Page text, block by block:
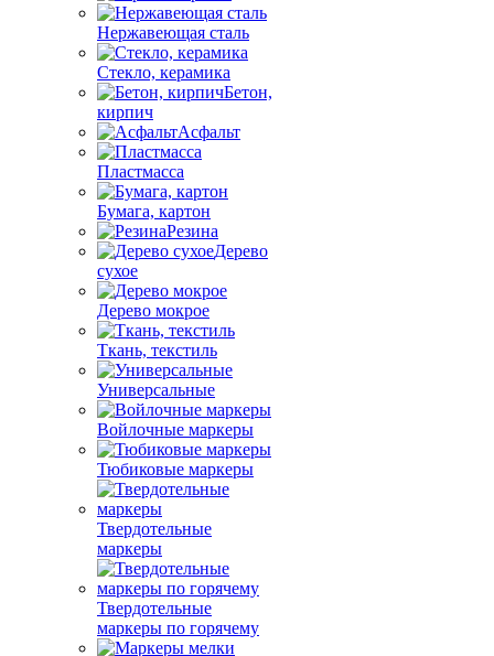
Нержавеющая сталь
Стекло, керамика
Бетон,
кирпич
Асфальт
Пластмасса
Бумага, картон
Резина
Дерево
сухое
Дерево мокрое
Ткань, текстиль
Универсальные
Войлочные маркеры
Тюбиковые маркеры
Твердотельные
маркеры
Твердотельные
маркеры по горячему